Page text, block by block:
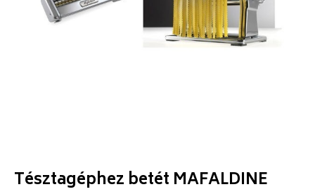
Tésztagéphez betét MAFALDINE